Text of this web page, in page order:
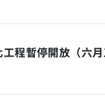
程暫停開放（六月